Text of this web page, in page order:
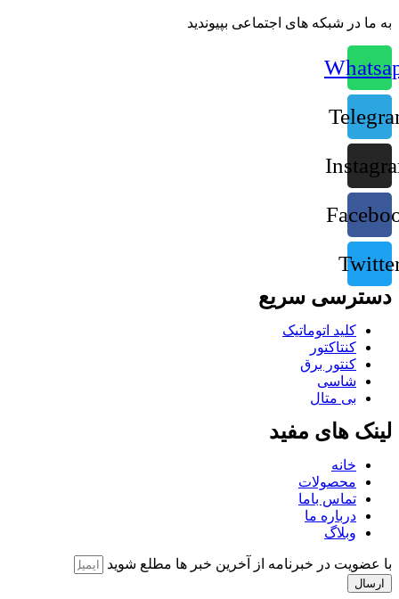
به ما در شبکه های اجتماعی بپیوندید
دسترسی سریع
کلید اتوماتیک
کنتاکتور
کنتور برق
شاسی
بی متال
لینک های مفید
خانه
محصولات
تماس باما
درباره ما
وبلاگ
با عضویت در خبرنامه از آخرین خبر ها مطلع شوید
ارسال